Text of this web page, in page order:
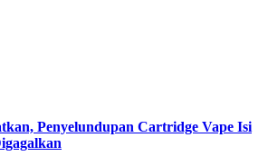
Penyelundupan Cartridge Vape Isi